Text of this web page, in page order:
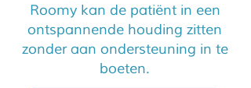
Roomy kan de patiënt in een
ontspannende houding zitten
zonder aan ondersteuning in te
boeten.